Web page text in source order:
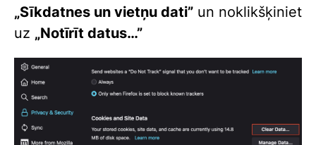
„Sīkdatnes un vietņu dati” un noklikšķiniet
uz „Notīrīt datus…”